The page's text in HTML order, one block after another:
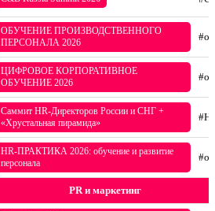
ОБУЧЕНИЕ ПРОИЗВОДСТВЕННОГО
ПЕРСОНАЛА 2026
ЦИФРОВОЕ КОРПОРАТИВНОЕ
ОБУЧЕНИЕ 2026
Саммит HR-Директоров России и СНГ +
«Хрустальная пирамида»
HR-ПРАКТИКА 2026: обучение и развитие
персонала
PR и маркетинг